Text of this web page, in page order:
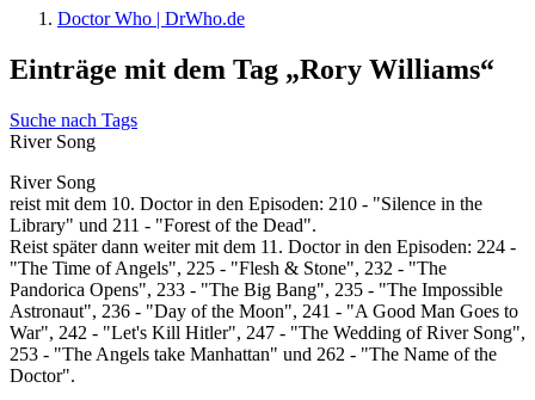
Doctor Who | DrWho.de
Einträge mit dem Tag „Rory Williams“
Suche nach Tags
River Song
River Song
reist mit dem 10. Doctor in den Episoden: 210 - "Silence in the
Library" und 211 - "Forest of the Dead".
Reist später dann weiter mit dem 11. Doctor in den Episoden: 224 -
"The Time of Angels", 225 - "Flesh & Stone", 232 - "The
Pandorica Opens", 233 - "The Big Bang", 235 - "The Impossible
Astronaut", 236 - "Day of the Moon", 241 - "A Good Man Goes to
War", 242 - "Let's Kill Hitler", 247 - "The Wedding of River Song",
253 - "The Angels take Manhattan" und 262 - "The Name of the
Doctor".